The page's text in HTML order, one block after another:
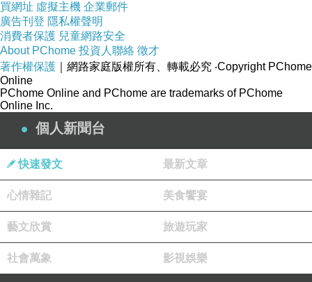
買網址 虛擬主機 企業郵件
廣告刊登 隱私權聲明
消費者保護 兒童網路安全
About PChome 投資人聯絡 徵才
著作權保護 ｜網路家庭版權所有、轉載必究 ‧Copyright PChome
Online
PChome Online and PChome are trademarks of PChome
Online Inc.
個人新聞台
快速發文 最新文章
心情雜記 美食饗宴
藝文欣賞 旅遊玩家
社會萬象 影視娛樂